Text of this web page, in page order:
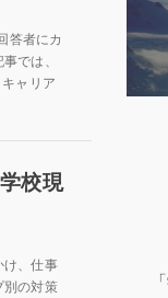
答者にカ
では、
ャリア
校現
け、仕事
別の対策